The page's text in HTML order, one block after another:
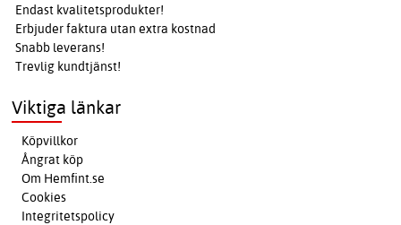
Endast kvalitetsprodukter!
Erbjuder faktura utan extra kostnad
Snabb leverans!
Trevlig kundtjänst!
Viktiga länkar
Köpvillkor
Ångrat köp
Om Hemfint.se
Cookies
Integritetspolicy